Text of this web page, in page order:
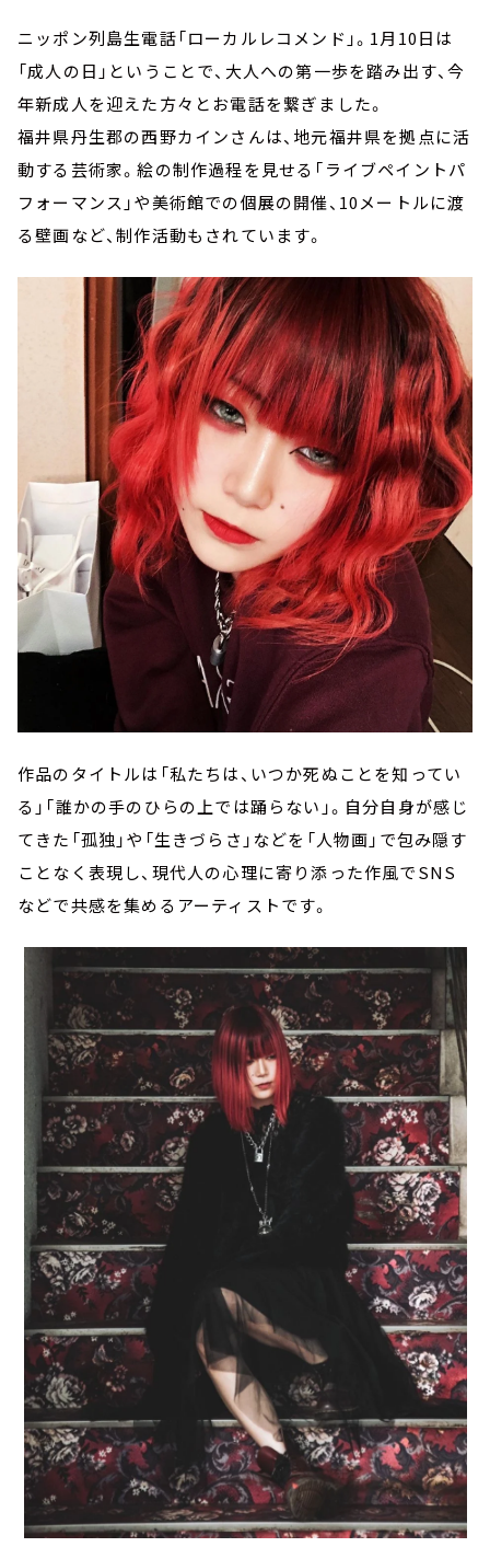
ニッポン列島生電話「ローカルレコメンド」。1月10日は
「成人の日」ということで、大人への第一歩を踏み出す、今
年新成人を迎えた方々とお電話を繋ぎました。
福井県丹生郡の西野カインさんは、地元福井県を拠点に活
動する芸術家。絵の制作過程を見せる「ライブペイントパ
フォーマンス」や美術館での個展の開催、10メートルに渡
る壁画など、制作活動もされています。
作品のタイトルは「私たちは、いつか死ぬことを知ってい
る」「誰かの手のひらの上では踊らない」。自分自身が感じ
てきた「孤独」や「生きづらさ」などを「人物画」で包み隠す
ことなく表現し、現代人の心理に寄り添った作風でSNS
などで共感を集めるアーティストです。